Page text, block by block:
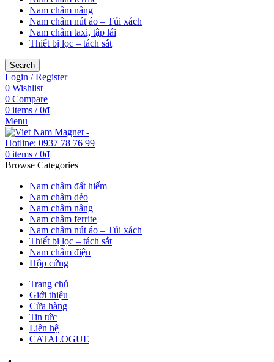
Nam châm nâng
Nam châm nút áo – Túi xách
Nam châm taxi, tập lái
Thiết bị lọc – tách sắt
Search
Login / Register
0 Wishlist
0 Compare
0 items / 0₫
Menu
0 items / 0₫
Browse Categories
Nam châm đất hiếm
Nam châm dẻo
Nam châm nâng
Nam châm ferrite
Nam châm nút áo – Túi xách
Thiết bị lọc – tách sắt
Nam châm điện
Hộp cứng
Trang chủ
Giới thiệu
Cửa hàng
Tin tức
Liên hệ
CATALOGUE